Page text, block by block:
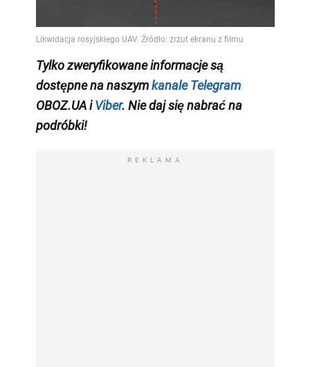
Tylko zweryfikowane informacje są
dostępne na naszymkanale Telegram
OBOZ.UA iViber. Nie daj się nabrać na
podróbki!
REKLAMA